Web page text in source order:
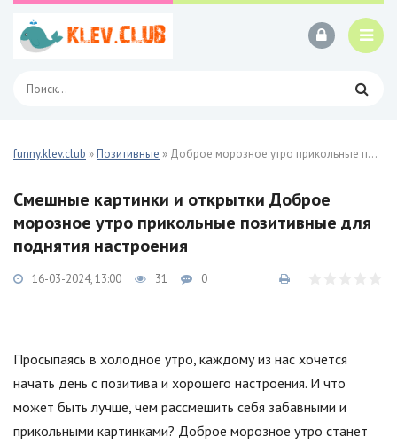
funny.klev.club »Позитивные » Доброе морозное утро прикольные позитивные 29 фото
Смешные картинки и открытки Доброе
морозное утро прикольные позитивные для
поднятия настроения
16-03-2024, 13:00 31 0
Просыпаясь в холодное утро, каждому из нас хочется
начать день с позитива и хорошего настроения. И что
может быть лучше, чем рассмешить себя забавными и
прикольными картинками? Доброе морозное утро станет